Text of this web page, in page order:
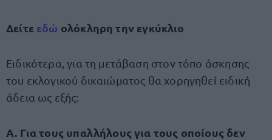
Δείτε εδώ ολόκληρη την εγκύκλιο
Ειδικότερα, για τη μετάβαση στον τόπο άσκησης
του εκλογικού δικαιώματος θα χορηγηθεί ειδική
άδεια ως εξής:
Α. Για τους υπαλλήλους για τους οποίους δεν